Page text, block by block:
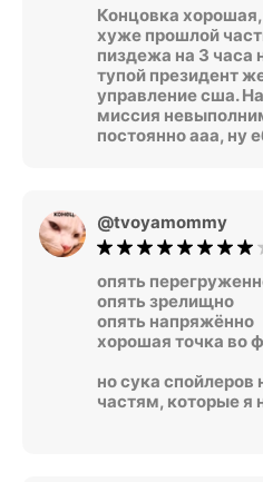
Концовка
хуже прошлой
пиздежа на 3 часа
тупой президент
управление сша.
миссия
постоянно ааа, ну
@tvoyamommy
опять
опять зрелищно
опять напряжённо
хорошая точка во
но сука спойлеров
частям, которые я